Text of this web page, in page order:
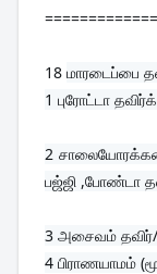
18 மாரடைப்பை
2
பஜ்ஜி ,போண்டா
3 அசைவம்